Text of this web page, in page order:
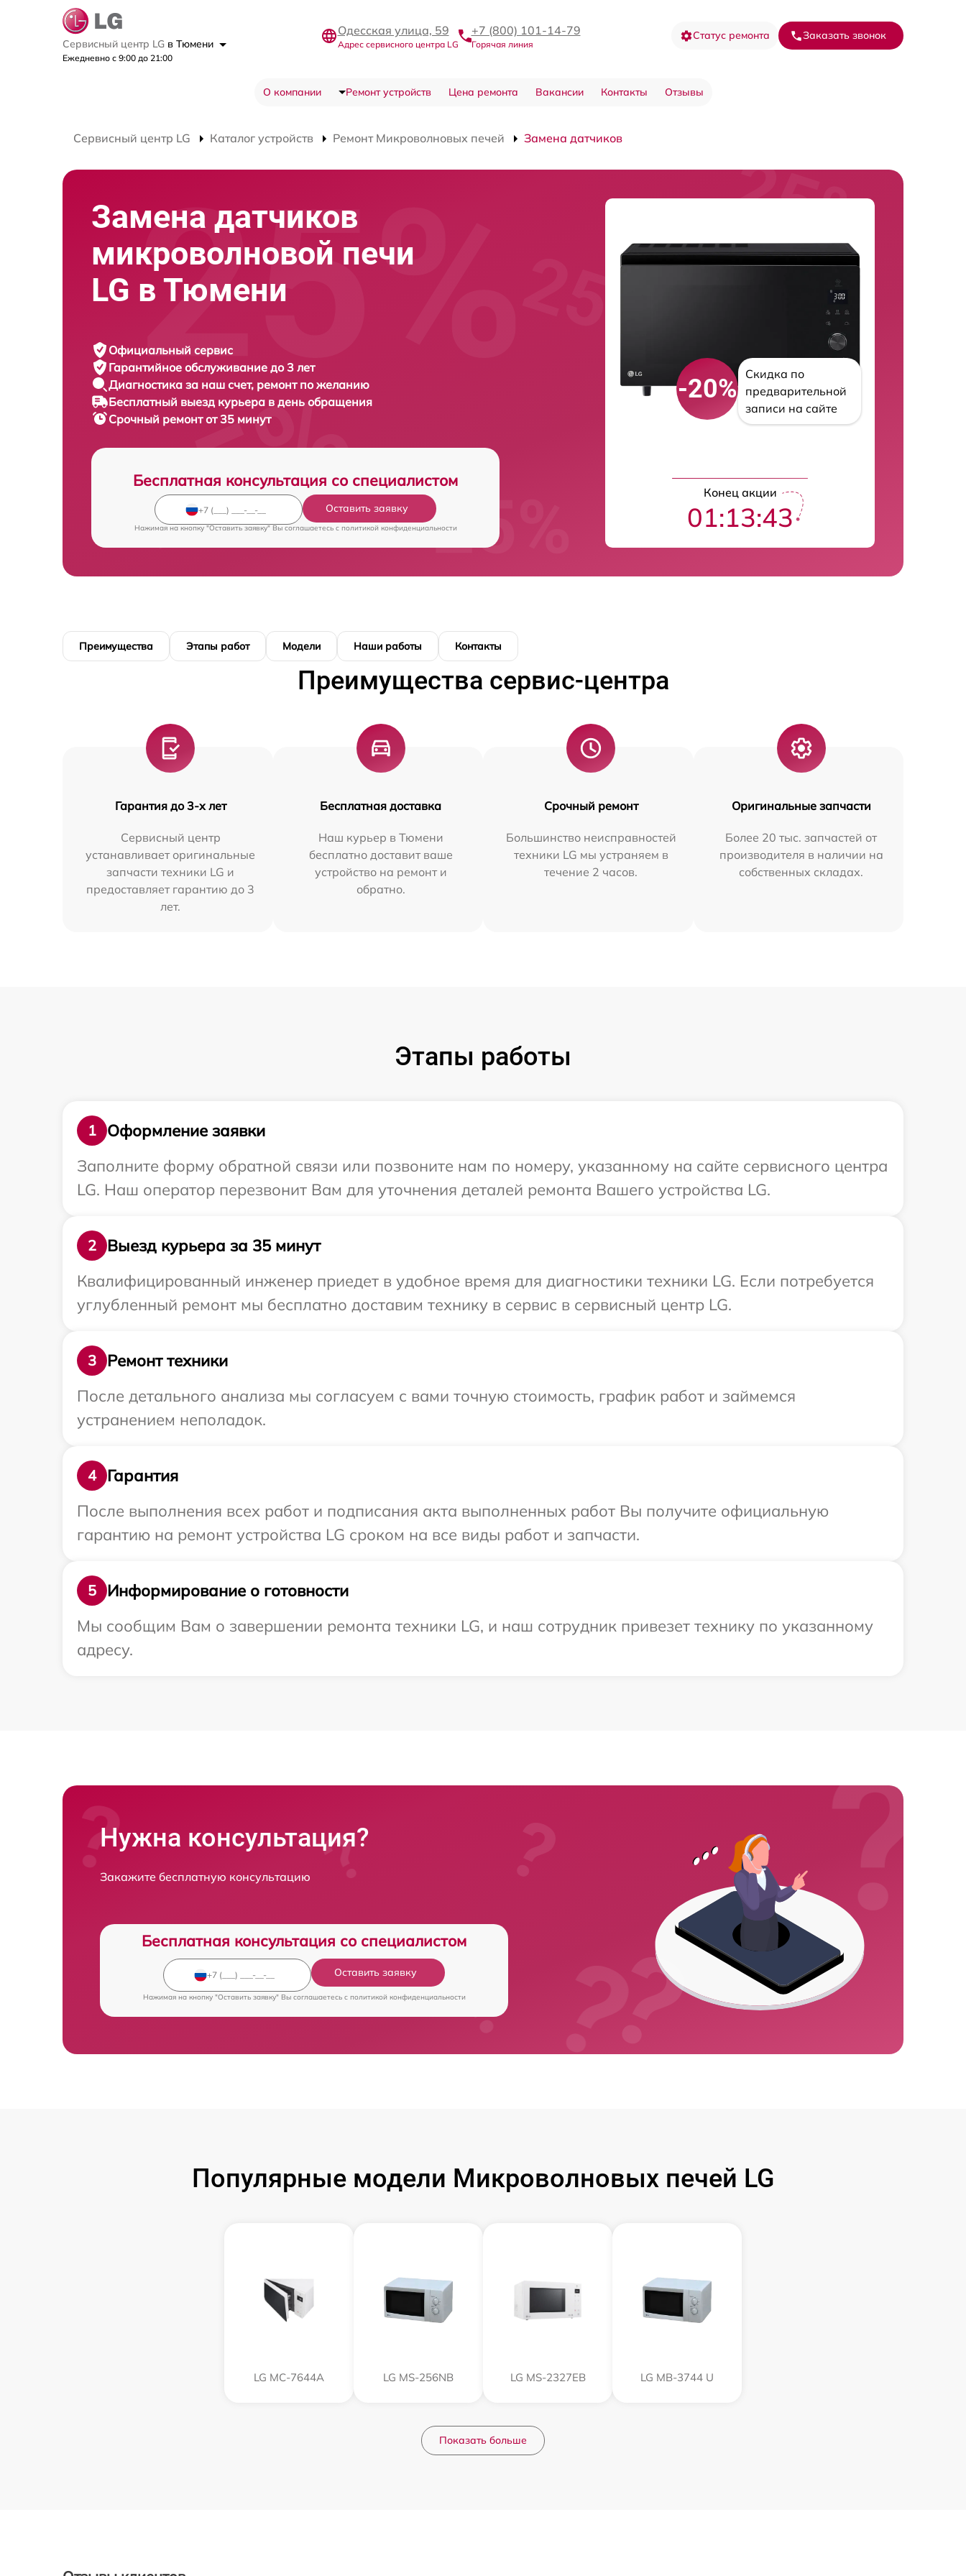
Сервисный центр LG в Тюмени
Ежедневно с 9:00 до 21:00
Одесская улица, 59
Адрес сервисного центра LG
+7 (800) 101-14-79
Горячая линия
Статус ремонта Заказать звонок
О компании Ремонт устройств Цена ремонта Вакансии Контакты Отзывы
Сервисный центр LG Каталог устройств Ремонт Микроволновых печей Замена датчиков
Замена датчиков
микроволновой печи
LG в Тюмени
Официальный сервис
Гарантийное обслуживание до 3 лет
Диагностика за наш счет, ремонт по желанию
Бесплатный выезд курьера в день обращения
Срочный ремонтот 35 минут
Бесплатная консультация со специалистом
Оставить заявку
Нажимая на кнопку "Оставить заявку" Вы соглашаетесь c политикой конфиденциальности
-20%
Скидка по
предварительной
записи на сайте
Конец акции
01:13:42
Преимущества Этапы работ Модели Наши работы Контакты
Преимущества сервис-центра
Гарантия до 3-х лет
Сервисный центр
устанавливает оригинальные
запчасти техники LG и
предоставляет гарантию до 3
лет.
Бесплатная доставка
Наш курьер в Тюмени
бесплатно доставит ваше
устройство на ремонт и
обратно.
Срочный ремонт
Большинство неисправностей
техники LG мы устраняем в
течение 2 часов.
Оригинальные запчасти
Более 20 тыс. запчастей от
производителя в наличии на
собственных складах.
Этапы работы
1
Оформление заявки
Заполните форму обратной связи или позвоните нам по номеру, указанному на сайте сервисного центра
LG. Наш оператор перезвонит Вам для уточнения деталей ремонта Вашего устройства LG.
2
Выезд курьера за 35 минут
Квалифицированный инженер приедет в удобное время для диагностики техники LG. Если потребуется
углубленный ремонт мы бесплатно доставим технику в сервис в сервисный центр LG.
3
Ремонт техники
После детального анализа мы согласуем с вами точную стоимость, график работ и займемся
устранением неполадок.
4
Гарантия
После выполнения всех работ и подписания акта выполненных работ Вы получите официальную
гарантию на ремонт устройства LG сроком на все виды работ и запчасти.
5
Информирование о готовности
Мы сообщим Вам о завершении ремонта техники LG, и наш сотрудник привезет технику по указанному
адресу.
Нужна консультация?
Закажите бесплатную консультацию
Бесплатная консультация со специалистом
Оставить заявку
Нажимая на кнопку "Оставить заявку" Вы соглашаетесь c политикой конфиденциальности
Популярные модели Микроволновых печей LG
LG MC-7644A LG MS-256NB LG MS-2327EB LG MB-3744 U
Показать больше